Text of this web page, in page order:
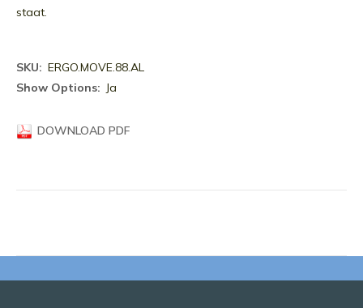
staat.
Meer
informatie
ERGO.MOVE.88.AL
Ja
DOWNLOAD PDF